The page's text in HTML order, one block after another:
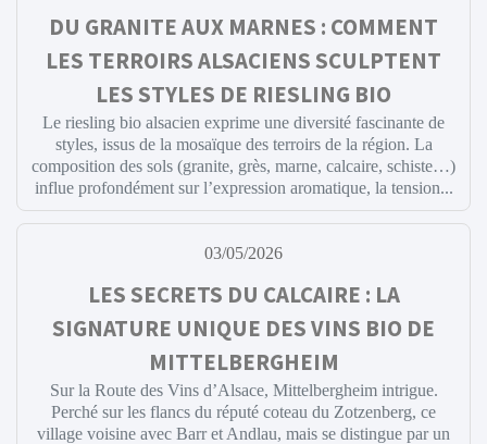
DU GRANITE AUX MARNES : COMMENT
LES TERROIRS ALSACIENS SCULPTENT
LES STYLES DE RIESLING BIO
Le riesling bio alsacien exprime une diversité fascinante de
styles, issus de la mosaïque des terroirs de la région. La
composition des sols (granite, grès, marne, calcaire, schiste…)
influe profondément sur l’expression aromatique, la tension...
03/05/2026
LES SECRETS DU CALCAIRE : LA
SIGNATURE UNIQUE DES VINS BIO DE
MITTELBERGHEIM
Sur la Route des Vins d’Alsace, Mittelbergheim intrigue.
Perché sur les flancs du réputé coteau du Zotzenberg, ce
village voisine avec Barr et Andlau, mais se distingue par un